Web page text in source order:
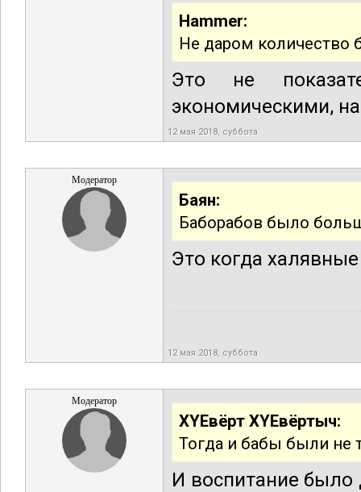
Hammer:
Не даром количество
Это не
экономическими,
12 мая 2018, суббота
Модератор
Баян:
Баборабов было
Это когда
12 мая 2018, суббота
Модератор
XYEвёрт XYEвёртыч:
Тогда и бабы были не
И воспитание было